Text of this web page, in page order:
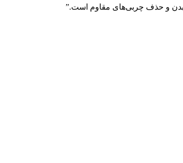
و حذف چربی‌های مقاوم است.”